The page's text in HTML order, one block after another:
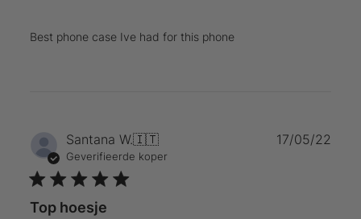
Best phone case Ive had for this phone
Santana W.🇮🇹
Geverifieerde koper
Top hoesje
17/05/22